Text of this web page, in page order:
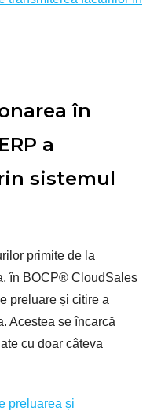
în
a
sistemul
primite de la
în BOCP® CloudSales
preluare și citire a
Acestea se încarcă
cu doar câteva
preluarea și